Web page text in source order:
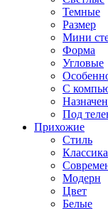
Темные
Размер
Мини
Форма
Угловые
С
Под
Прихожие
Стиль
Классика
Модерн
Цвет
Белые